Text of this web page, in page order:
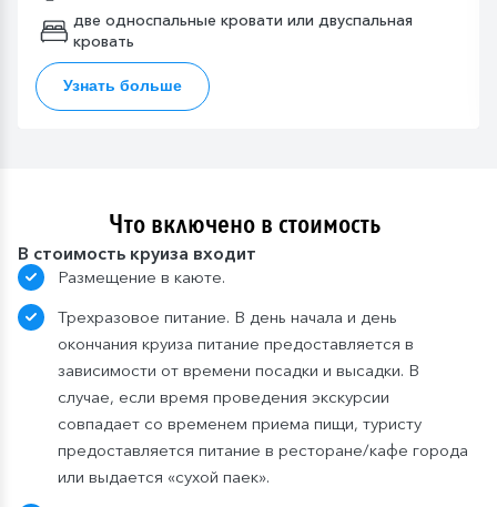
две односпальные кровати или двуспальная
кровать
Узнать больше
Что включено в стоимость
В стоимость круиза входит
Размещение в каюте.
Трехразовое питание. В день начала и день
окончания круиза питание предоставляется в
зависимости от времени посадки и высадки. В
случае, если время проведения экскурсии
совпадает со временем приема пищи, туристу
предоставляется питание в ресторане/кафе города
или выдается «сухой паек».